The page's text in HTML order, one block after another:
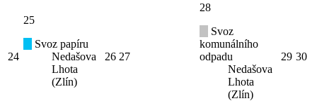
24
25
Svoz papíru
Nedašova
Lhota
(Zlín)
26 27
28
Svoz
komunálního
odpadu
Nedašova
Lhota
(Zlín)
29 30